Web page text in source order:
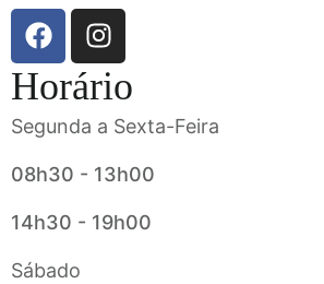
Horário
Segunda a Sexta-Feira
08h30 - 13h00
14h30 - 19h00
Sábado